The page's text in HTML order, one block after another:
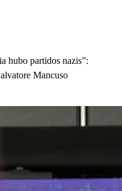
hubo partidos nazis”:
Mancuso